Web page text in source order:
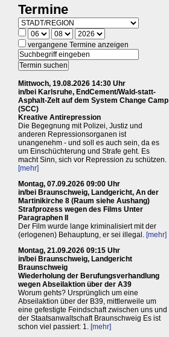
Termine
vergangene Termine anzeigen
Mittwoch, 19.08.2026 14:30 Uhr
in/bei Karlsruhe, EndCement/Wald-statt-
Asphalt-Zelt auf dem System Change Camp
(SCC)
Kreative Antirepression
Die Begegnung mit Polizei, Justiz und
anderen Repressionsorganen ist
unangenehm - und soll es auch sein, da es
um Einschüchterung und Strafe geht. Es
macht Sinn, sich vor Repression zu schützen.
[mehr]
Montag, 07.09.2026 09:00 Uhr
in/bei Braunschweig, Landgericht, An der
Martinikirche 8 (Raum siehe Aushang)
Strafprozess wegen des Films Unter
Paragraphen II
Der Film wurde lange kriminalisiert mit der
(erlogenen) Behauptung, er sei illegal. [mehr]
Montag, 21.09.2026 09:15 Uhr
in/bei Braunschweig, Landgericht
Braunschweig
Wiederholung der Berufungsverhandlung
wegen Abseilaktion über der A39
Worum gehts? Ursprünglich um eine
Abseilaktion über der B39, mittlerweile um
eine gefestigte Feindschaft zwischen uns und
der Staatsanwaltschaft Braunschweig Es ist
schon viel passiert: 1. [mehr]